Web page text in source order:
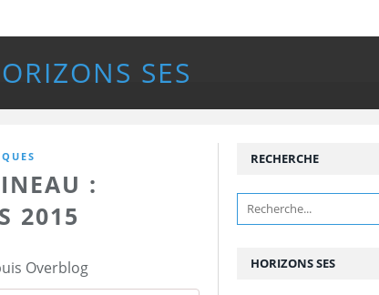
SES
:
2015
Overblog
RECHERCHE
HORIZONS SES